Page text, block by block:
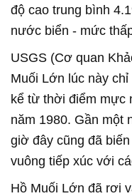
độ cao trung bình
nước biển - mức
USGS (Cơ quan
Muối Lớn lúc này
kể từ thời điểm mực
năm 1980. Gần một
giờ đây cũng đã
vuông tiếp xúc với
Hồ Muối Lớn đã rơi